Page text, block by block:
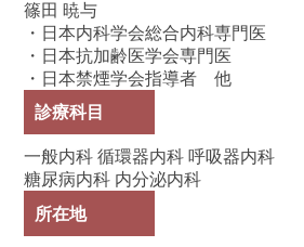
篠田 暁与
・日本内科学会総合内科専門医
・日本抗加齢医学会専門医
・日本禁煙学会指導者 他
診療科目
一般内科 循環器内科 呼吸器内科
糖尿病内科 内分泌内科
所在地